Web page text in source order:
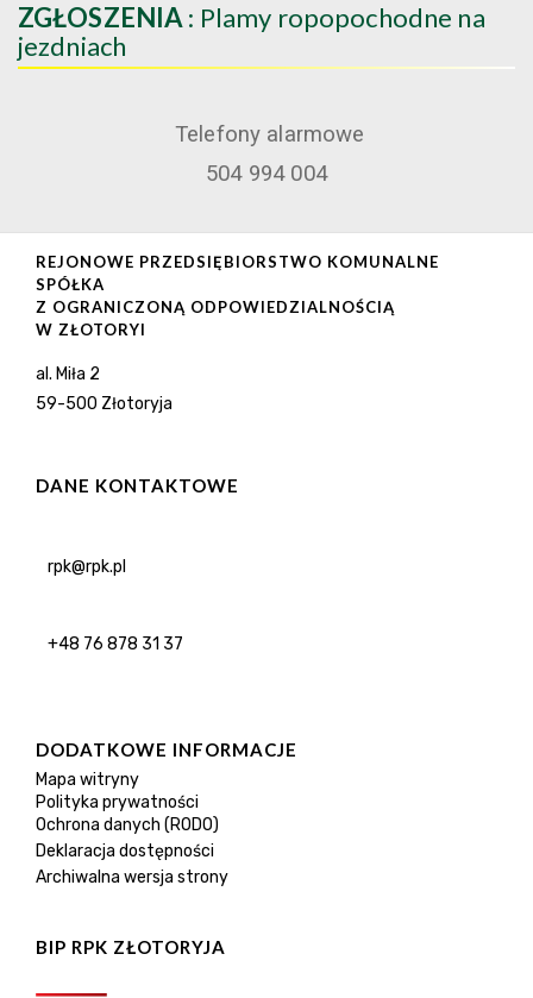
ZGŁOSZENIA : Plamy ropopochodne na
jezdniach
Telefony alarmowe
504 994 004
REJONOWE PRZEDSIĘBIORSTWO KOMUNALNE
SPÓŁKA
Z OGRANICZONĄ ODPOWIEDZIALNOŚCIĄ
W ZŁOTORYI
al. Miła 2
59-500 Złotoryja
DANE KONTAKTOWE
rpk@rpk.pl
+48 76 878 31 37
DODATKOWE INFORMACJE
Mapa witryny
Polityka prywatności
Ochrona danych (RODO)
Deklaracja dostępności
Archiwalna wersja strony
BIP RPK ZŁOTORYJA